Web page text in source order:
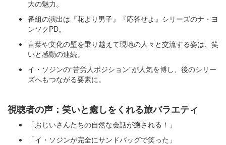
大の魅力。
番組の演出は『花より男子』『応答せよ』シリーズのナ・ヨ
ンソクPD。
言葉や文化の壁を乗り越えて現地の人々と交流する姿は、笑
いと感動の連続。
イ・ソジンの“苦労人ポジション”が人気を博し、後のシリー
ズへもつながる要素に。
視聴者の声：笑いと癒しをくれる旅バラエティ
「おじいさんたちの自然な会話が癒される！」
「イ・ソジンが完全にサンドバッグで笑った」